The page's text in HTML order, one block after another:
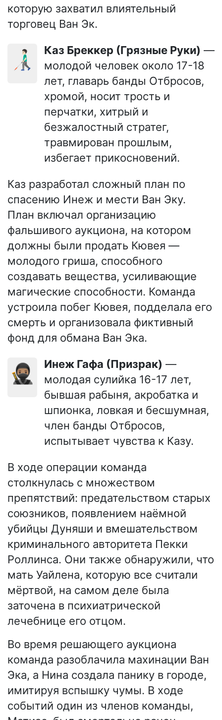
которую захватил влиятельный
торговец Ван Эк.
👨🏻‍🦯 Каз Бреккер (Грязные Руки) —
молодой человек около 17-18
лет, главарь банды Отбросов,
хромой, носит трость и
перчатки, хитрый и
безжалостный стратег,
травмирован прошлым,
избегает прикосновений.
Каз разработал сложный план по
спасению Инеж и мести Ван Эку.
План включал организацию
фальшивого аукциона, на котором
должны были продать Кювея —
молодого гриша, способного
создавать вещества, усиливающие
магические способности. Команда
устроила побег Кювея, подделала его
смерть и организовала фиктивный
фонд для обмана Ван Эка.
🥷🏽 Инеж Гафа (Призрак) —
молодая сулийка 16-17 лет,
бывшая рабыня, акробатка и
шпионка, ловкая и бесшумная,
член банды Отбросов,
испытывает чувства к Казу.
В ходе операции команда
столкнулась с множеством
препятствий: предательством старых
союзников, появлением наёмной
убийцы Дуняши и вмешательством
криминального авторитета Пекки
Роллинса. Они также обнаружили, что
мать Уайлена, которую все считали
мёртвой, на самом деле была
заточена в психиатрической
лечебнице его отцом.
Во время решающего аукциона
команда разоблачила махинации Ван
Эка, а Нина создала панику в городе,
имитируя вспышку чумы. В ходе
событий один из членов команды,